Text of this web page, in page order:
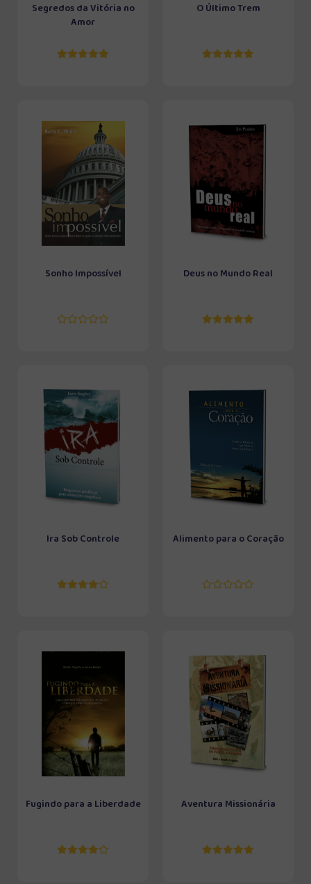
Segredos da Vitória no
Amor
O Último Trem
Sonho Impossível Deus no Mundo Real
Ira Sob Controle Alimento para o Coração
Fugindo para a Liberdade Aventura Missionária